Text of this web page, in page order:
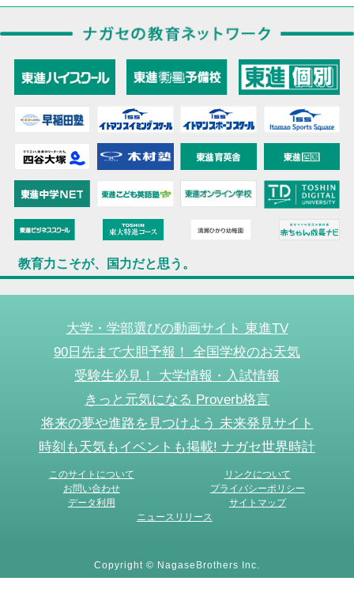
教育力こそが、国力だと思う。
大学・学部選びの動画サイト 東進TV
90日先まで大胆予報！ 全国学校のお天気
受験生必見！ 大学情報・入試情報
きっと元気になる Proverb格言
将来の夢や進路を見つけよう 未来発見サイト
時刻も天気もイベントも掲載! ナガセ世界時計
このサイトについて
リンクについて
お問い合わせ
プライバシーポリシー
データ利用
サイトマップ
ニュースリリース
Copyright © NagaseBrothers Inc.